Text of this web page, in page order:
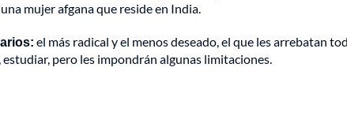
mujer afgana que reside en India.
el más radical y el menos deseado, el que les arrebatan
pero les impondrán algunas limitaciones.